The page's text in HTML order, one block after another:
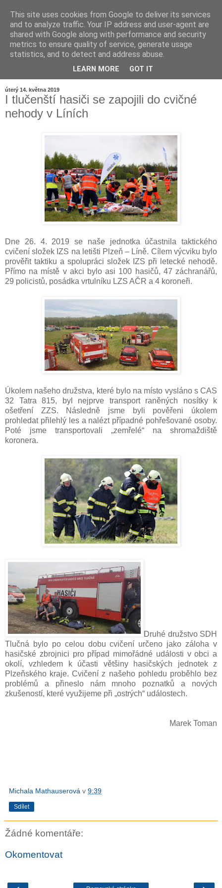
úterý 14. května 2019
I tlučenští hasiči se zapojili do cvičné
nehody v Líních
Dne 26. 4. 2019 se naše jednotka účastnila taktického
cvičení složek IZS na letišti Plzeň – Líně. Cílem výcviku bylo
prověřit taktiku a spolupráci složek IZS při letecké nehodě.
Přímo na místě v akci bylo asi 100 hasičů, 47 záchranářů,
29 policistů, posádka vrtulníku LZS AČR a 4 koroneři.
Úkolem našeho družstva, které bylo na místo vysláno s CAS
32 Tatra 815, byl nejprve transport raněných nosítky k
ošetření ZZS. Následně jsme byli pověřeni úkolem
prohledat přilehlý les a nalézt případné pohřešované osoby.
Poté jsme transportovali „zemřelé“ na shromaždiště
koronera.
Druhé družstvo SDH
Tlučná bylo po celou dobu cvičení určeno jako záloha v
hasičské zbrojnici pro případ mimořádné události v obci a
okolí, vzhledem k účasti většiny hasičských jednotek z
Plzeňského kraje. Cvičení z našeho pohledu proběhlo bez
problémů a přineslo nám mnoho poznatků a nových
zkušeností, které využijeme při „ostrých“ událostech.
Marek Toman
Michala Mathauserová v 9:39
Sdílet
Žádné komentáře:
Okomentovat
This site uses cookies from Google to deliver its services
and to analyze traffic. Your IP address and user-agent are
shared with Google along with performance and security
metrics to ensure quality of service, generate usage
statistics, and to detect and address abuse.
LEARN MORE GOT IT